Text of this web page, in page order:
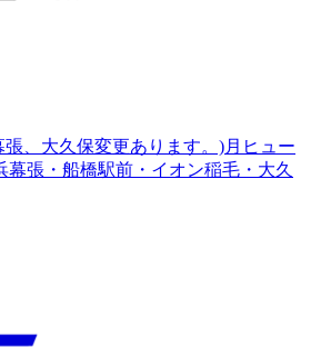
張、大久保変更あります。)月ヒュー
幕張・船橋駅前・イオン稲毛・大久